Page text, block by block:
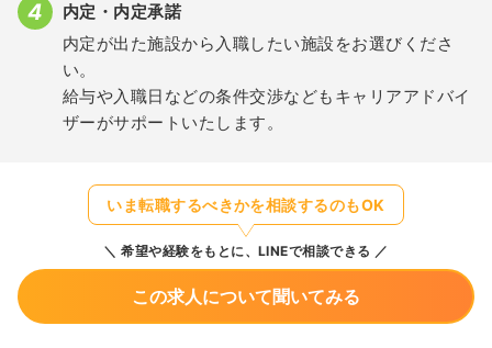
内定・内定承諾
内定が出た施設から入職したい施設をお選びくださ
い。
給与や入職日などの条件交渉などもキャリアアドバイ
ザーがサポートいたします。
いま転職するべきかを相談するのもOK
希望や経験をもとに、LINEで相談できる
この求人について聞いてみる